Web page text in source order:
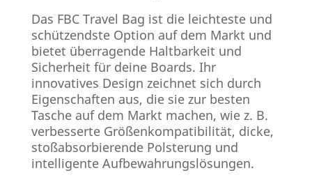
Das FBC Travel Bag ist die leichteste und
schützendste Option auf dem Markt und
bietet überragende Haltbarkeit und
Sicherheit für deine Boards. Ihr
innovatives Design zeichnet sich durch
Eigenschaften aus, die sie zur besten
Tasche auf dem Markt machen, wie z. B.
verbesserte Größenkompatibilität, dicke,
stoßabsorbierende Polsterung und
intelligente Aufbewahrungslösungen.